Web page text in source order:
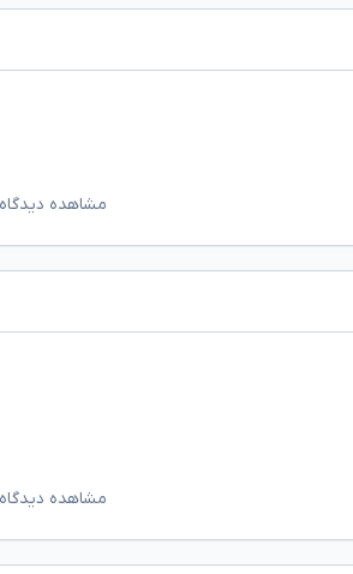
مشاهده
مشاهده